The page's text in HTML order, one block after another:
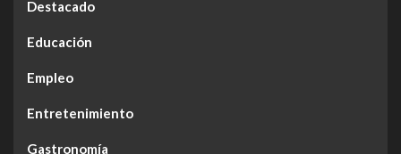
Destacado
Educación
Empleo
Entretenimiento
Gastronomía